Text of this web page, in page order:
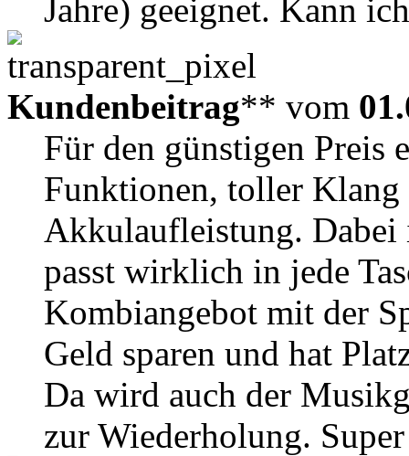
Jahre) geeignet. Kann
Kundenbeitrag** vom
Für den günstigen Preis
Funktionen, toller Klang
Akkulaufleistung. Dabei
passt wirklich in jede
Kombiangebot mit der
Geld sparen und hat
Da wird auch der
zur Wiederholung.